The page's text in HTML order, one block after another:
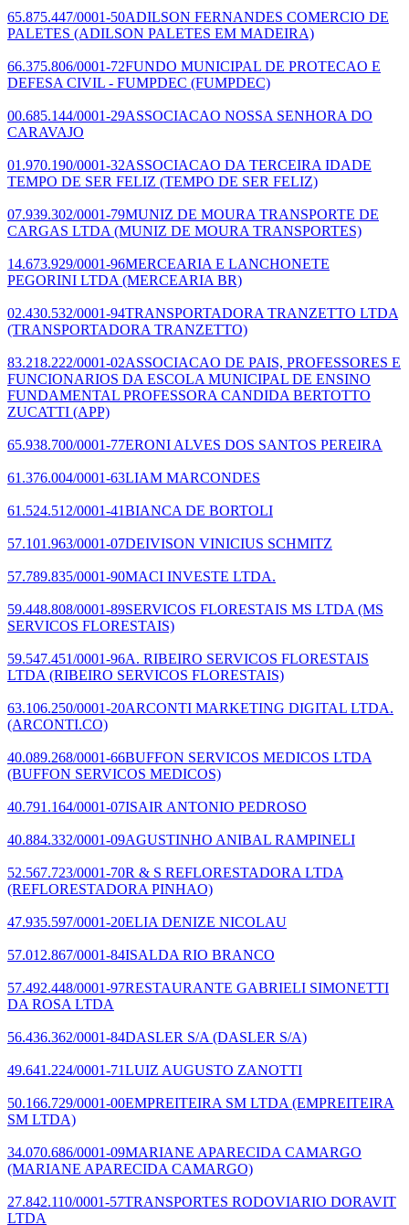
65.875.447/0001-50ADILSON FERNANDES COMERCIO DE
PALETES (ADILSON PALETES EM MADEIRA)
66.375.806/0001-72FUNDO MUNICIPAL DE PROTECAO E
DEFESA CIVIL - FUMPDEC (FUMPDEC)
00.685.144/0001-29ASSOCIACAO NOSSA SENHORA DO
CARAVAJO
01.970.190/0001-32ASSOCIACAO DA TERCEIRA IDADE
TEMPO DE SER FELIZ (TEMPO DE SER FELIZ)
07.939.302/0001-79MUNIZ DE MOURA TRANSPORTE DE
CARGAS LTDA (MUNIZ DE MOURA TRANSPORTES)
14.673.929/0001-96MERCEARIA E LANCHONETE
PEGORINI LTDA (MERCEARIA BR)
02.430.532/0001-94TRANSPORTADORA TRANZETTO LTDA
(TRANSPORTADORA TRANZETTO)
83.218.222/0001-02ASSOCIACAO DE PAIS, PROFESSORES E
FUNCIONARIOS DA ESCOLA MUNICIPAL DE ENSINO
FUNDAMENTAL PROFESSORA CANDIDA BERTOTTO
ZUCATTI (APP)
65.938.700/0001-77ERONI ALVES DOS SANTOS PEREIRA
61.376.004/0001-63LIAM MARCONDES
61.524.512/0001-41BIANCA DE BORTOLI
57.101.963/0001-07DEIVISON VINICIUS SCHMITZ
57.789.835/0001-90MACI INVESTE LTDA.
59.448.808/0001-89SERVICOS FLORESTAIS MS LTDA (MS
SERVICOS FLORESTAIS)
59.547.451/0001-96A. RIBEIRO SERVICOS FLORESTAIS
LTDA (RIBEIRO SERVICOS FLORESTAIS)
63.106.250/0001-20ARCONTI MARKETING DIGITAL LTDA.
(ARCONTI.CO)
40.089.268/0001-66BUFFON SERVICOS MEDICOS LTDA
(BUFFON SERVICOS MEDICOS)
40.791.164/0001-07ISAIR ANTONIO PEDROSO
40.884.332/0001-09AGUSTINHO ANIBAL RAMPINELI
52.567.723/0001-70R & S REFLORESTADORA LTDA
(REFLORESTADORA PINHAO)
47.935.597/0001-20ELIA DENIZE NICOLAU
57.012.867/0001-84ISALDA RIO BRANCO
57.492.448/0001-97RESTAURANTE GABRIELI SIMONETTI
DA ROSA LTDA
56.436.362/0001-84DASLER S/A (DASLER S/A)
49.641.224/0001-71LUIZ AUGUSTO ZANOTTI
50.166.729/0001-00EMPREITEIRA SM LTDA (EMPREITEIRA
SM LTDA)
34.070.686/0001-09MARIANE APARECIDA CAMARGO
(MARIANE APARECIDA CAMARGO)
27.842.110/0001-57TRANSPORTES RODOVIARIO DORAVIT
LTDA